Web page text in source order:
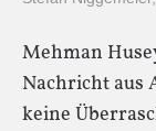
Mehman
Nachricht aus
keine